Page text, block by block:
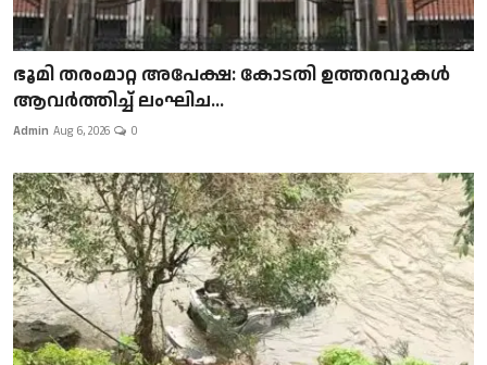
ഭൂമി തരംമാറ്റ അപേക്ഷ: കോടതി ഉത്തരവുകൾ
ആവർത്തിച്ച് ലംഘിച...
Admin Aug 6, 2026 0